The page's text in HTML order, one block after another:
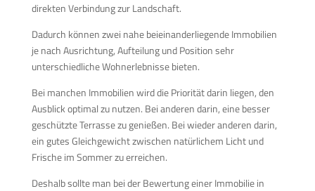
direkten Verbindung zur Landschaft.
Dadurch können zwei nahe beieinanderliegende Immobilien
je nach Ausrichtung, Aufteilung und Position sehr
unterschiedliche Wohnerlebnisse bieten.
Bei manchen Immobilien wird die Priorität darin liegen, den
Ausblick optimal zu nutzen. Bei anderen darin, eine besser
geschützte Terrasse zu genießen. Bei wieder anderen darin,
ein gutes Gleichgewicht zwischen natürlichem Licht und
Frische im Sommer zu erreichen.
Deshalb sollte man bei der Bewertung einer Immobilie in